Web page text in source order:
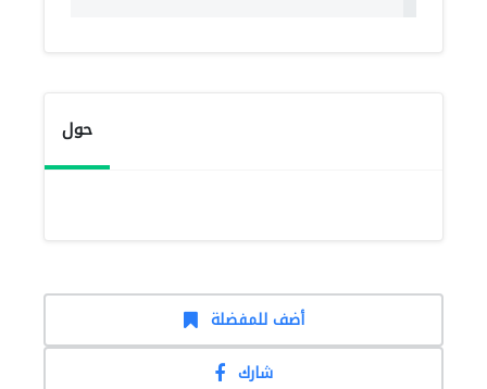
حول
أضف للمفضلة
شارك